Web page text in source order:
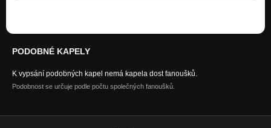
PODOBNÉ KAPELY
K vypsání podobných kapel nemá kapela dost fanoušků.
Podobnost se určuje podle počtu společných fanoušků.